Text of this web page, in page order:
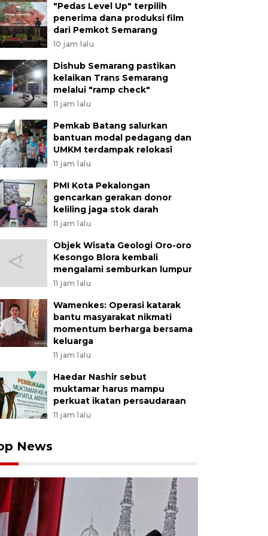
"Pedas Level Up" terpilih
penerima dana produksi film
dari Pemkot Semarang
10 jam lalu
Dishub Semarang pastikan
kelaikan Trans Semarang
melalui "ramp check"
11 jam lalu
Pemkab Batang salurkan
bantuan modal pedagang dan
UMKM terdampak relokasi
11 jam lalu
PMI Kota Pekalongan
gencarkan gerakan donor
keliling jaga stok darah
11 jam lalu
Objek Wisata Geologi Oro-oro
Kesongo Blora kembali
mengalami semburkan lumpur
11 jam lalu
Wamenkes: Operasi katarak
bantu masyarakat nikmati
momentum berharga bersama
keluarga
11 jam lalu
Haedar Nashir sebut
muktamar harus mampu
perkuat ikatan persaudaraan
11 jam lalu
News